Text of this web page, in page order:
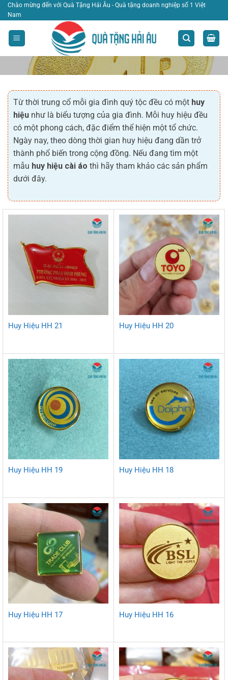
Bỏ
qua
nội
dung
Chào mừng đến với Quà Tặng Hải Âu - Quà tặng doanh nghiệp số 1 Việt
Nam
Huy Hiệu
TRANG CHỦ HUY HIỆU
LỌC
Từ thời trung cổ mỗi gia đình quý tộc đều có một huy
hiệu như là biểu tượng của gia đình. Mỗi huy hiệu đều
có một phong cách, đặc điểm thể hiện một tổ chức.
Ngày nay, theo dòng thời gian huy hiệu đang dần trở
thành phổ biến trong cộng đồng. Nếu đang tìm một
mẫu huy hiệu cài áo thì hãy tham khảo các sản phẩm
dưới đây.
Huy Hiệu HH 21 Huy Hiệu HH 20
Huy Hiệu HH 19 Huy Hiệu HH 18
Huy Hiệu HH 17 Huy Hiệu HH 16